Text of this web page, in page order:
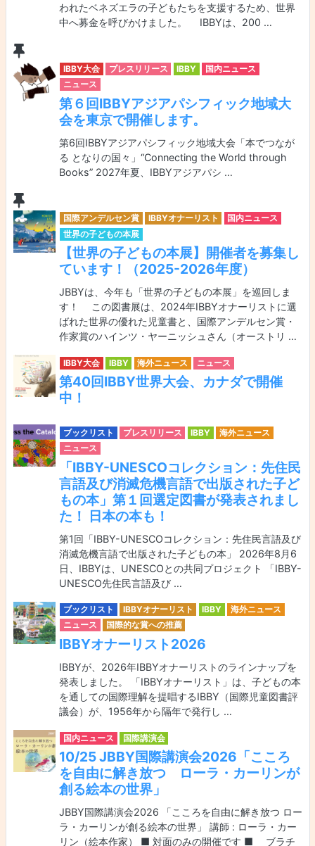
われたベネズエラの子どもたちを支援するため、世界
中へ募金を呼びかけました。 IBBYは、200 …
IBBY大会 プレスリリース IBBY
国内ニュース
ニュース
第６回IBBYアジアパシフィック地域大
会を東京で開催します。
第6回IBBYアジアパシフィック地域大会「本でつなが
る となりの国々」“Connecting the World through
Books” 2027年夏、IBBYアジアパシ …
国際アンデルセン賞 IBBYオナーリスト
国内ニュース
世界の子どもの本展
【世界の子どもの本展】開催者を募集し
ています！（2025-2026年度）
JBBYは、今年も「世界の子どもの本展」を巡回しま
す！ この図書展は、2024年IBBYオナーリストに選
ばれた世界の優れた児童書と、国際アンデルセン賞・
作家賞のハインツ・ヤーニッシュさん（オーストリ …
IBBY大会 IBBY 海外ニュース ニュース
第40回IBBY世界大会、カナダで開催
中！
ブックリスト プレスリリース IBBY
海外ニュース
ニュース
「IBBY-UNESCOコレクション：先住民
言語及び消滅危機言語で出版された子ど
もの本」第１回選定図書が発表されまし
た！ 日本の本も！
第1回「IBBY-UNESCOコレクション：先住民言語及び
消滅危機言語で出版された子どもの本」 2026年8月6
日、IBBYは、UNESCOとの共同プロジェクト 「IBBY-
UNESCO先住民言語及び …
ブックリスト IBBYオナーリスト IBBY
海外ニュース
ニュース
国際的な賞への推薦
IBBYオナーリスト2026
IBBYが、2026年IBBYオナーリストのラインナップを
発表しました。 「IBBYオナーリスト」は、子どもの本
を通しての国際理解を提唱するIBBY（国際児童図書評
議会）が、1956年から隔年で発行し …
国内ニュース 国際講演会
10/25 JBBY国際講演会2026「こころ
を自由に解き放つ ローラ・カーリンが
創る絵本の世界」
JBBY国際講演会2026 「こころを自由に解き放つ ロー
ラ・カーリンが創る絵本の世界」 講師 : ローラ・カー
リン（絵本作家） ■ 対面のみの開催です ■ ブラチ